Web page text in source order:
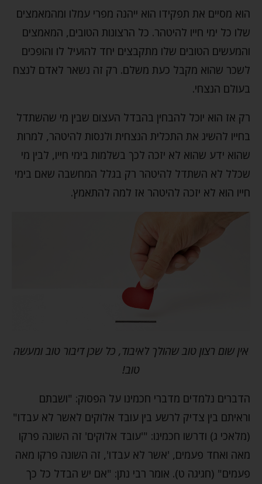
הוא מסיים את תפקידו הוא ייהנה מפרי עמלו ומהמאמצים
שלו כל ימי חייו להיטהר. כל הרצונות הטובים, המאמצים
והמעשים הטובים שלו מתקבצים יחד להועיל לו והופכים
לשכר שהוא מקבל כעת משלם. רק זה נשאר לאדם לנצח
בעולם הנצחי.
רק אז הוא יוכל להבחין בהבדל העצום שבין מי שהשתדל
בחייו להשיג את התכלית הנצחית ולנסות להיטהר, למרות
שהוא ידע שהוא לא יזכה לכך בשלמות בימי חייו, לבין מי
שכלל לא השתדל להיטהר רק בגלל המחשבה שאם בימי
חייו הוא לא יזכה להיטהר אז למה להתאמץ.
אין שום רצון טוב שהולך לאיבוד, כל שכן דיבור טוב ומעשה
טוב!
הדברים נלמדים מדברי חכמינו על הפסוק: "ושבתם
וראיתם בין צדיק לרשע בין עובד אלוקים לאשר לא עבדו"
(מלאכי ג) ודרשו חכמינו: "'עובד אלוקים' זה השונה פרקו
מאה ואחד פעמים, 'אשר לא עבדו', זה השונה פרקו מאה
פעמים" (חגיגה ט). אומר רבי נתן: "אם יש הבדל כל כך